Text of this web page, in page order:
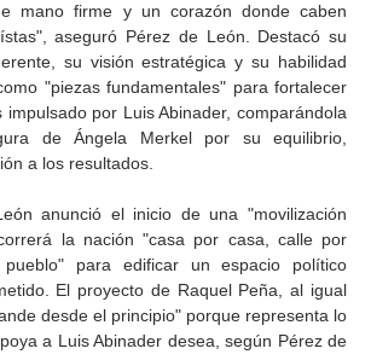
mano firme y un corazón donde caben
aseguró Pérez de León. Destacó su
su visión estratégica y su habilidad
"piezas fundamentales" para fortalecer
por Luis Abinader, comparándola
de Ángela Merkel por su equilibrio,
a los resultados.
anunció el inicio de una "movilización
la nación "casa por casa, calle por
para edificar un espacio político
El proyecto de Raquel Peña, al igual
desde el principio" porque representa lo
a Luis Abinader desea, según Pérez de